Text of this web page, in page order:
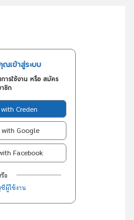
เข้าสู่ระบบ
ารใช้งาน หรือ สมัคร
ชิก
Creden
with Google
Facebook
อ
ผู้ใช้งาน